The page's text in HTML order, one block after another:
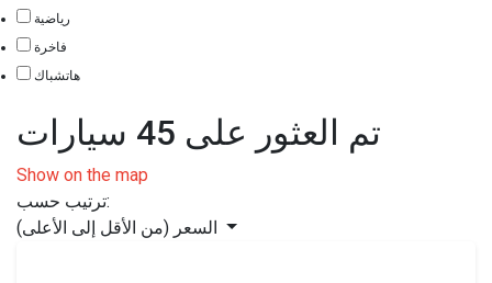
رياضية
فاخرة
هاتشباك
تم العثور على 45 سيارات
Show on the map
ترتيب حسب: